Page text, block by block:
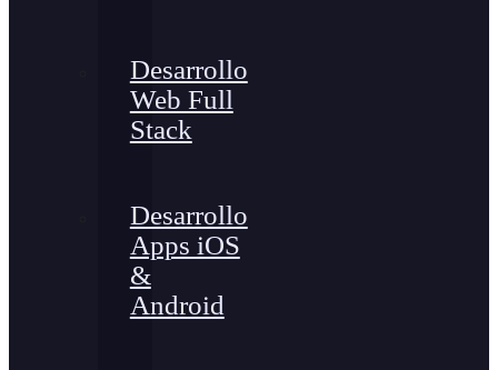
Desarrollo
Web Full
Stack
Desarrollo
Apps iOS
&
Android